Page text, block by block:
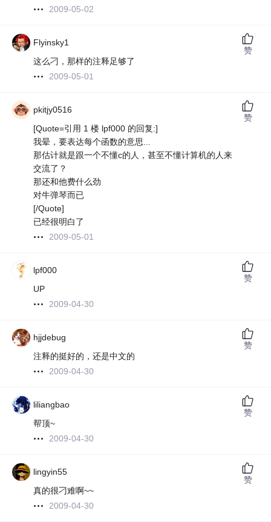
2009-05-02
Flyinsky1
这么刁，那样的注释足够了
2009-05-01
赞
pkitjy0516
[Quote=引用 1 楼 lpf000 的回复:]
我晕，要表达每个函数的意思...
那估计就是跟一个不懂c的人，甚至不懂计算机的人来
交流了？
那还和他费什么劲
对牛弹琴而已
[/Quote]
已经很明白了
2009-05-01
赞
lpf000
UP
2009-04-30
赞
hjjdebug
注释的挺好的，还是中文的
2009-04-30
赞
liliangbao
帮顶~
2009-04-30
赞
lingyin55
真的很刁难啊~~
2009-04-30
赞